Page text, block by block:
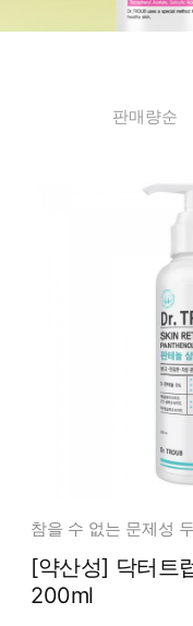
징크
세라마이드
글루타치온
트라넥사믹
피디알엔
판매량순
[약산성] 닥터트
200ml